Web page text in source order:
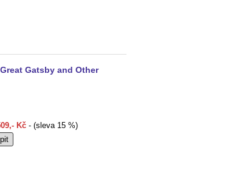
Gatsby and Other
Kč- (sleva 15 %)